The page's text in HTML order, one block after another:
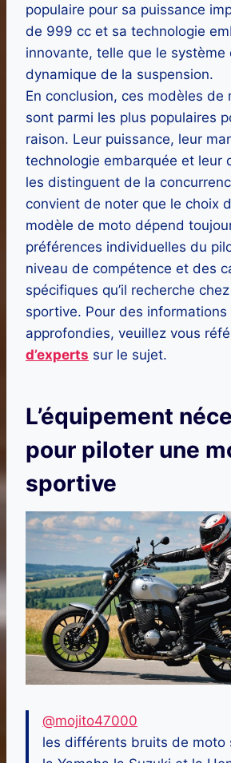
populaire pour sa puissance
de 999 cc et sa technologie
innovante, telle que le système
dynamique de la suspension.
En conclusion, ces modèles de
sont parmi les plus populaires
raison. Leur puissance, leur
technologie embarquée et leur
les distinguent de la
convient de noter que le choix
modèle de moto dépend
préférences individuelles du
niveau de compétence et des
spécifiques qu’il recherche
sportive. Pour des informations
approfondies, veuillez vous
d’experts sur le sujet.
L’équipement
pour piloter une
sportive
@mojito47000
les différents bruits de moto